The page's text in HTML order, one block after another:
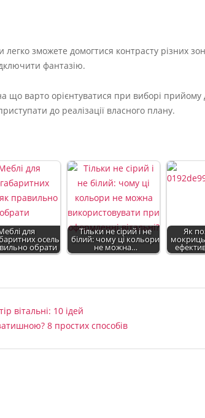
зможете домогтися контрасту різних
фантазію.
що варто орієнтуватися при виборі
до реалізації власного плану.
для
осель:
обрати
Тільки не сірий і не
білий: чому ці кольори
не можна…
Як
мокриць
вітальні: 10 ідей
8 простих способів